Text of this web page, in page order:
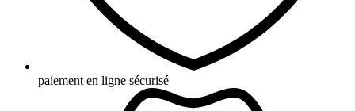
paiement en ligne sécurisé